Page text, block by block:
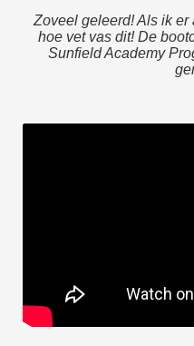
Zoveel geleerd! Als ik er
hoe vet vas dit! De
Sunfield Academy